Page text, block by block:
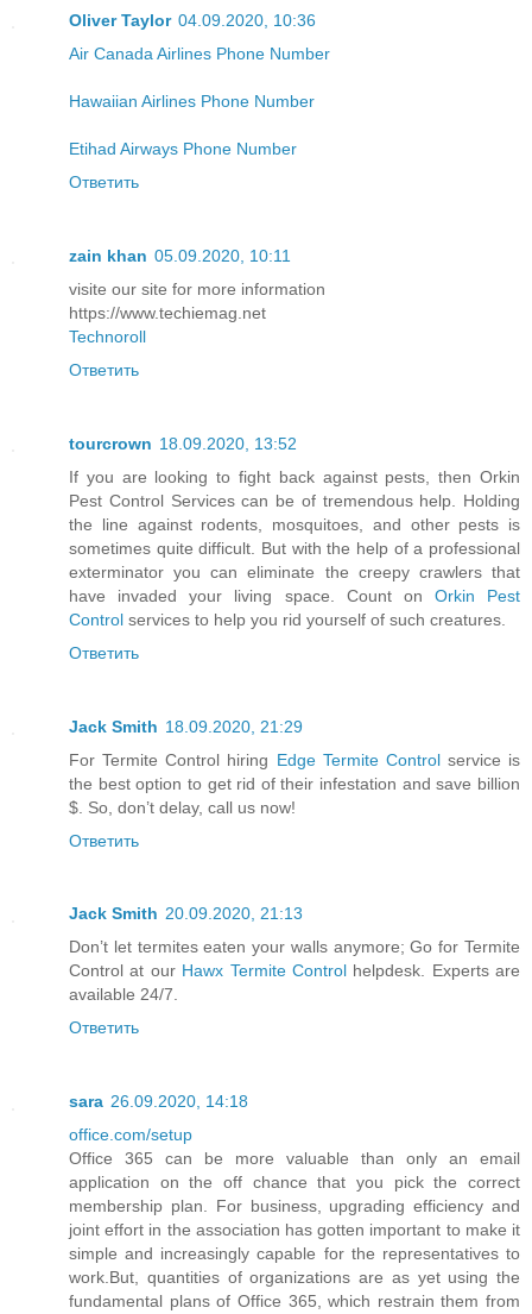
Oliver Taylor 04.09.2020, 10:36
Air Canada Airlines Phone Number
Hawaiian Airlines Phone Number
Etihad Airways Phone Number
Ответить
zain khan 05.09.2020, 10:11
visite our site for more information
https://www.techiemag.net
Technoroll
Ответить
tourcrown 18.09.2020, 13:52
If you are looking to fight back against pests, then Orkin
Pest Control Services can be of tremendous help. Holding
the line against rodents, mosquitoes, and other pests is
sometimes quite difficult. But with the help of a professional
exterminator you can eliminate the creepy crawlers that
have invaded your living space. Count on Orkin Pest
Control services to help you rid yourself of such creatures.
Ответить
Jack Smith 18.09.2020, 21:29
For Termite Control hiring Edge Termite Controlservice is
the best option to get rid of their infestation and save billion
$. So, don’t delay, call us now!
Ответить
Jack Smith 20.09.2020, 21:13
Don’t let termites eaten your walls anymore; Go for Termite
Control at our Hawx Termite Controlhelpdesk. Experts are
available 24/7.
Ответить
sara 26.09.2020, 14:18
office.com/setup
Office 365 can be more valuable than only an email
application on the off chance that you pick the correct
membership plan. For business, upgrading efficiency and
joint effort in the association has gotten important to make it
simple and increasingly capable for the representatives to
work.But, quantities of organizations are as yet using the
fundamental plans of Office 365, which restrain them from